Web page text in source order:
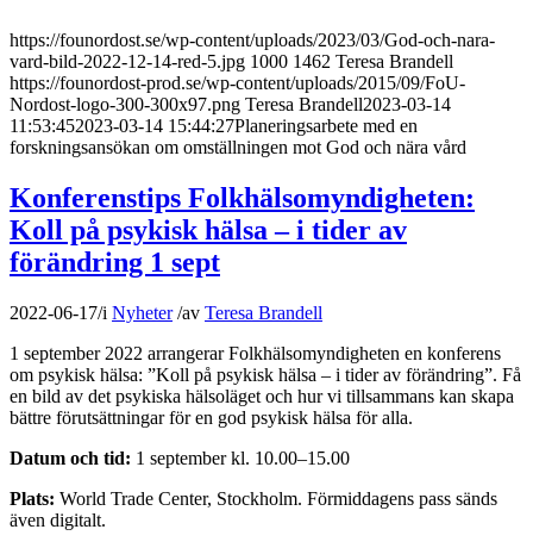
https://founordost.se/wp-content/uploads/2023/03/God-och-nara-
vard-bild-2022-12-14-red-5.jpg 1000 1462 Teresa Brandell
https://founordost-prod.se/wp-content/uploads/2015/09/FoU-
Nordost-logo-300-300x97.png Teresa Brandell2023-03-14
11:53:452023-03-14 15:44:27Planeringsarbete med en
forskningsansökan om omställningen mot God och nära vård
Konferenstips Folkhälsomyndigheten:
Koll på psykisk hälsa – i tider av
förändring 1 sept
2022-06-17/i Nyheter /av Teresa Brandell
1 september 2022 arrangerar Folkhälsomyndigheten en konferens
om psykisk hälsa: ”Koll på psykisk hälsa – i tider av förändring”. Få
en bild av det psykiska hälsoläget och hur vi tillsammans kan skapa
bättre förutsättningar för en god psykisk hälsa för alla.
Datum och tid: 1 september kl. 10.00–15.00
Plats: World Trade Center, Stockholm. Förmiddagens pass sänds
även digitalt.